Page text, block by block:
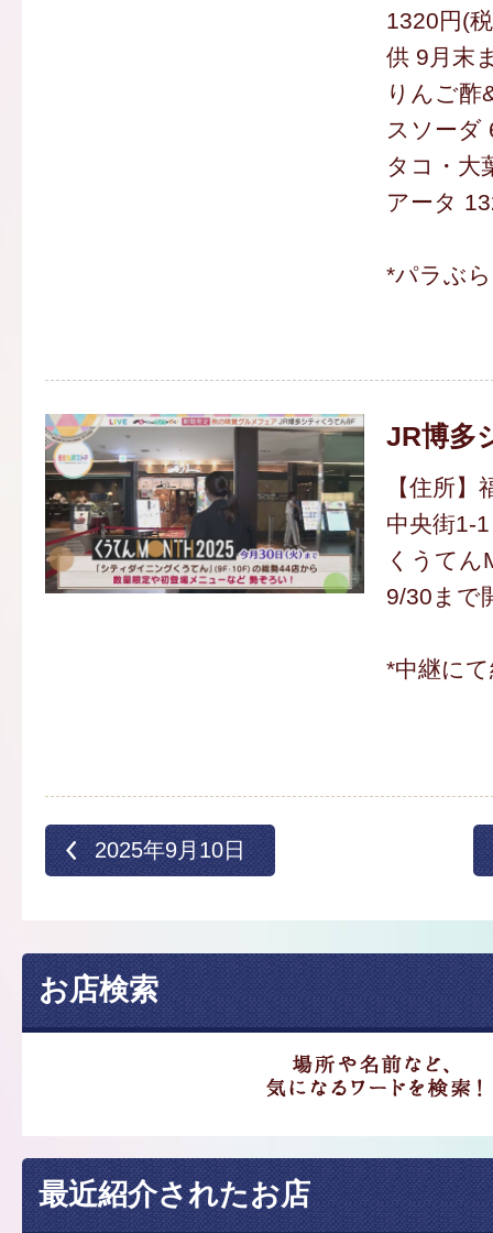
1320円(
供 9月末
りんご酢
スソーダ
タコ・大
アータ
*パラぶ
JR博多
【住所
中央街1-1
くうてん
9/30まで
*中継に
2025年9月10日
お店検索
最近紹介されたお店